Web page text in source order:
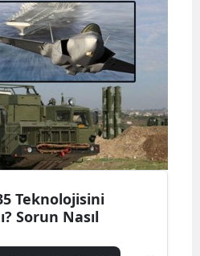
Teknolojisini
Sorun Nasıl